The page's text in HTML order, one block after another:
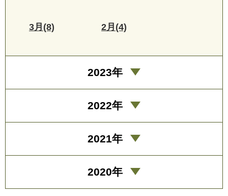
3月(8) 2月(4)
2023年
2022年
2021年
2020年